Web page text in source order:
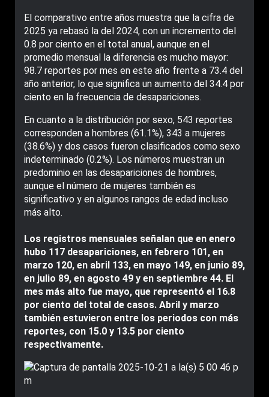
El comparativo entre años muestra que la cifra de
2025 ya rebasó la del 2024, con un incremento del
0.8 por ciento en el total anual, aunque en el
promedio mensual la diferencia es mucho mayor:
98.7 reportes por mes en este año frente a 73.4 del
año anterior, lo que significa un aumento del 34.4 por
ciento en la frecuencia de desapariciones.
En cuanto a la distribución por sexo, 543 reportes
corresponden a hombres (61.1%), 343 a mujeres
(38.6%) y dos casos fueron clasificados como sexo
indeterminado (0.2%). Los números muestran un
predominio en las desapariciones de hombres,
aunque el número de mujeres también es
significativo y en algunos rangos de edad incluso
más alto.
Los registros mensuales señalan que en enero
hubo 117 desapariciones, en febrero 101, en
marzo 120, en abril 133, en mayo 149, en junio 89,
en julio 89, en agosto 49 y en septiembre 44. El
mes más alto fue mayo, que representó el 16.8
por ciento del total de casos. Abril y marzo
también estuvieron entre los periodos con más
reportes, con 15.0 y 13.5 por ciento
respectivamente.